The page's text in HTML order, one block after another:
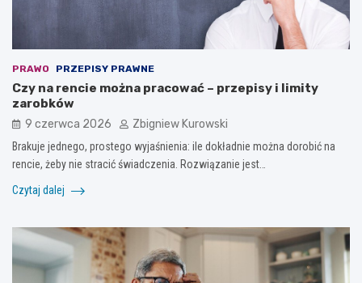
PRAWO PRZEPISY PRAWNE
Czy na rencie można pracować – przepisy i limity
zarobków
9 czerwca 2026 Zbigniew Kurowski
Brakuje jednego, prostego wyjaśnienia: ile dokładnie można dorobić na
rencie, żeby nie stracić świadczenia. Rozwiązanie jest…
Czytaj dalej